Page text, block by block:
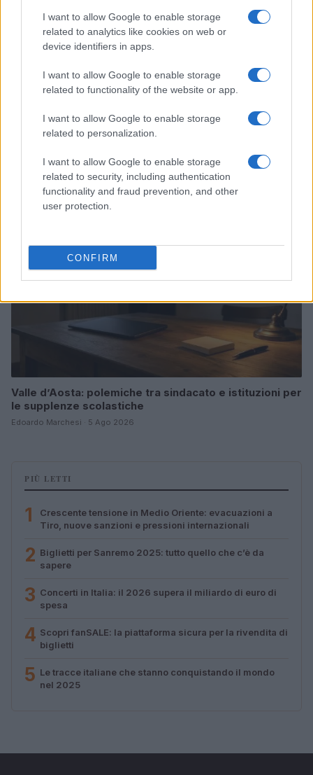
I want to allow Google to enable storage
related to analytics like cookies on web or
device identifiers in apps.
I want to allow Google to enable storage
related to functionality of the website or app.
I want to allow Google to enable storage
related to personalization.
I want to allow Google to enable storage
related to security, including authentication
functionality and fraud prevention, and other
user protection.
CONFIRM
Noemi in ospedale: il racconto della riabilitazione e il
Susanna Riva · 6 Ago 2026
NEWS
Valle d’Aosta: polemiche tra sindacato e istituzioni per
le supplenze scolastiche
Edoardo Marchesi · 5 Ago 2026
PIÙ LETTI
1
Crescente tensione in Medio Oriente: evacuazioni a
Tiro, nuove sanzioni e pressioni internazionali
2 Biglietti per Sanremo 2025: tutto quello che c’è da
sapere
3 Concerti in Italia: il 2026 supera il miliardo di euro di
spesa
4 Scopri fanSALE: la piattaforma sicura per la rivendita di
biglietti
5 Le tracce italiane che stanno conquistando il mondo
nel 2025